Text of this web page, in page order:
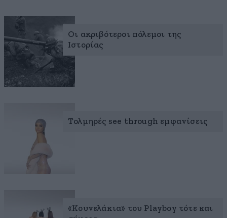
Οι ακριβότεροι πόλεμοι της
Ιστορίας
Τολμηρές see through εμφανίσεις
«Κουνελάκια» του Playboy τότε και